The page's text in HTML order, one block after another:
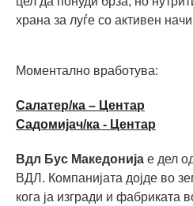
храна за луѓе со активен
Моментално вработува:
Салатер/ка – Центар
Садомијач/ка - Центар
Вдл Бус Македонија е дел
ВДЛ. Компанијата дојде во
кога ја изгради и фабриката